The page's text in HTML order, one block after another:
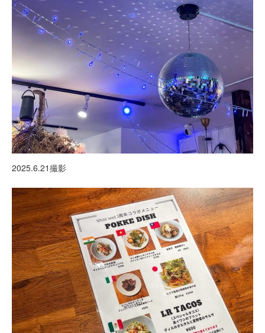
2025.6.21撮影